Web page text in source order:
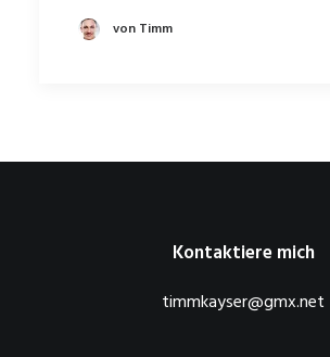
von Timm
Kontaktiere mich
timmkayser@gmx.net